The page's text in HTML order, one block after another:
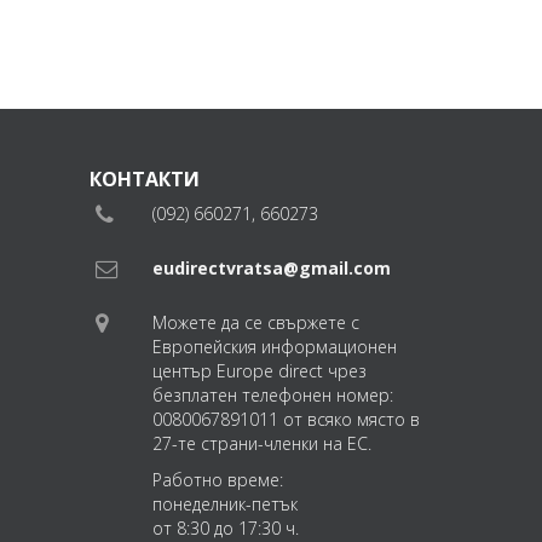
КОНТАКТИ
(092) 660271, 660273
eudirectvratsa@gmail.com
Можете да се свържете с
Европейския информационен
център Europe direct чрез
безплатен телефонен номер:
0080067891011 от всяко място в
27-те страни-членки на ЕС.
Работно време:
понеделник-петък
от 8:30 до 17:30 ч.